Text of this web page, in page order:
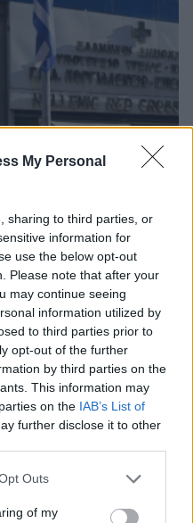
My Personal
sharing to third parties, or
information for
use the below opt-out
Please note that after your
may continue seeing
information utilized by
to third parties prior to
opt-out of the further
by third parties on the
This information may
on the IAB’s List of
further disclose it to other
uses one or more Google
You may click to
Outs
of my
στα Επείγοντα
άρπαξε από τα μαλλιά
Τι καταγγέλλει η